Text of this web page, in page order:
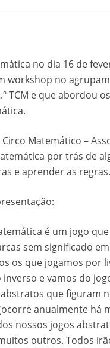
no dia 16 de
workshop no
TCM e que abordou
Matemático –
por trás de
e aprender as regras.
é um jogo
sem significado
os que jogamos por
e vamos do
que figuram
anualmente há
nossos jogos
outros. Todos